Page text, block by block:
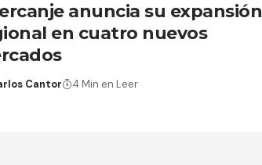
anuncia su expansión
en cuatro nuevos
Cantor 4 Min en Leer